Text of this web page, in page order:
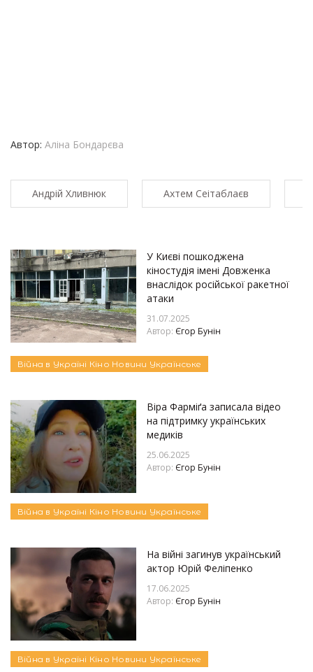
Автор: Аліна Бондарєва
Андрій Хливнюк Ахтем Сеітаблаєв
У Києві пошкоджена
кіностудія імені Довженка
внаслідок російської ракетної
атаки
31.07.2025
Автор: Єгор Бунін
Війна в Україні Кіно Новини Українське
Віра Фарміґа записала відео
на підтримку українських
медиків
25.06.2025
Автор: Єгор Бунін
Війна в Україні Кіно Новини Українське
На війні загинув український
актор Юрій Феліпенко
17.06.2025
Автор: Єгор Бунін
Війна в Україні Кіно Новини Українське